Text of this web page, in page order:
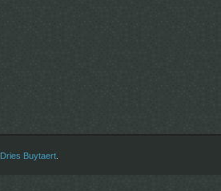
Dries Buytaert